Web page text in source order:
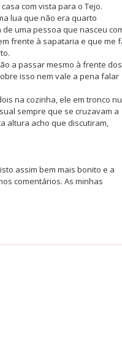
com vista para o Tejo.
lua que não era quarto
uma pessoa que nasceu
frente à sapataria e que me
a passar mesmo à frente dos
isso nem vale a pena falar
na cozinha, ele em tronco
sempre que se cruzavam a
altura acho que discutiram,
assim bem mais bonito e a
comentários. As minhas